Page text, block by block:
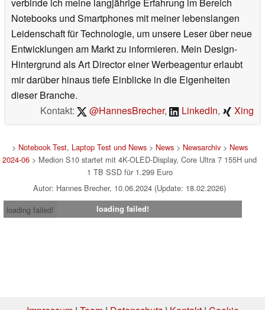
verbinde ich meine langjährige Erfahrung im Bereich
Notebooks und Smartphones mit meiner lebenslangen
Leidenschaft für Technologie, um unsere Leser über neue
Entwicklungen am Markt zu informieren. Mein Design-
Hintergrund als Art Director einer Werbeagentur erlaubt
mir darüber hinaus tiefe Einblicke in die Eigenheiten
dieser Branche.
Kontakt:
@HannesBrecher, LinkedIn, Xing
> Notebook Test, Laptop Test und News> News> Newsarchiv> News
2024-06 > Medion S10 startet mit 4K-OLED-Display, Core Ultra 7 155H und
1 TB SSD für 1.299 Euro
Autor: Hannes Brecher, 10.06.2024 (Update: 18.02.2026)
loading failed!
loading failed!